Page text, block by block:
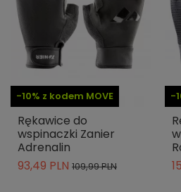
-10% z kodem MOVE
Rękawice do
wspinaczki Zanier
Adrenalin
93,49 PLN 109,99 PLN
-